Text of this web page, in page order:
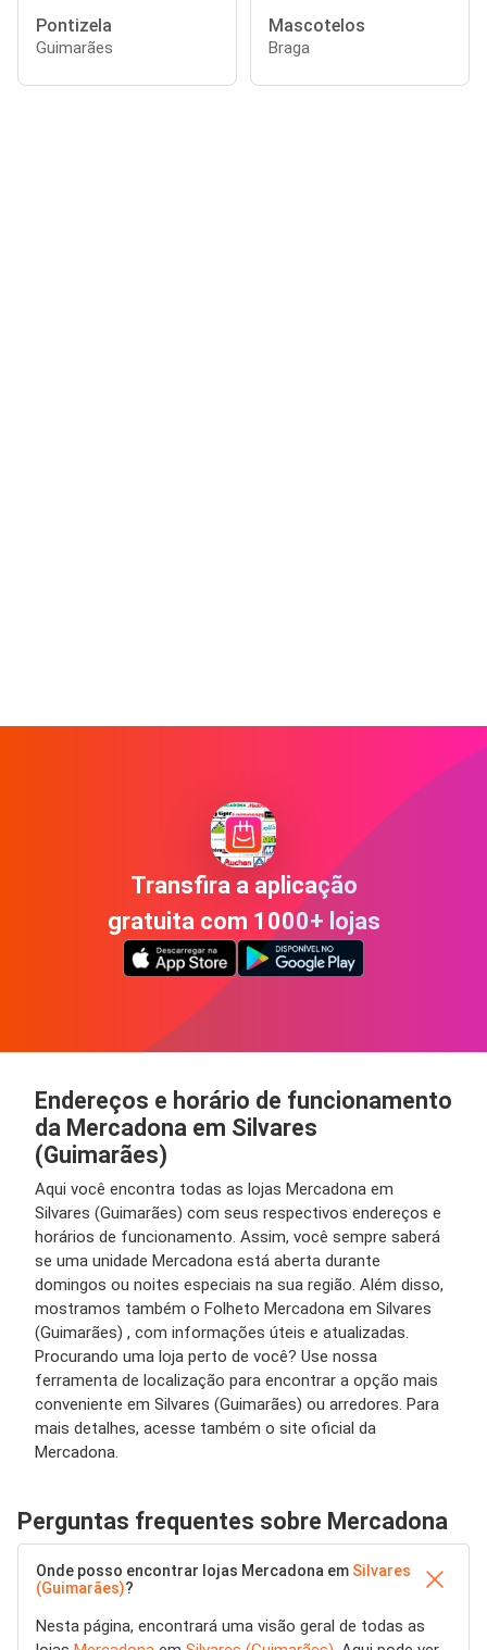
Pontizela
Guimarães
Mascotelos
Braga
Transfira a aplicação
gratuita com 1000+ lojas
Endereços e horário de funcionamento
da Mercadona em Silvares
(Guimarães)
Aqui você encontra todas as lojas Mercadona em
Silvares (Guimarães) com seus respectivos endereços e
horários de funcionamento. Assim, você sempre saberá
se uma unidade Mercadona está aberta durante
domingos ou noites especiais na sua região. Além disso,
mostramos também o Folheto Mercadona em Silvares
(Guimarães) , com informações úteis e atualizadas.
Procurando uma loja perto de você? Use nossa
ferramenta de localização para encontrar a opção mais
conveniente em Silvares (Guimarães) ou arredores. Para
mais detalhes, acesse também o site oficial da
Mercadona.
Perguntas frequentes sobre Mercadona
Onde posso encontrar lojas Mercadona em Silvares
(Guimarães)?
Nesta página, encontrará uma visão geral de todas as